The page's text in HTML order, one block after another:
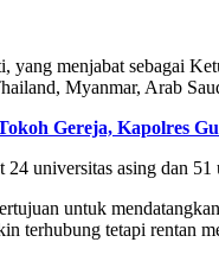
menjabat sebagai
Myanmar, Arab
Gereja, Kapolres
24 universitas asing dan
untuk
terhubung tetapi rentan